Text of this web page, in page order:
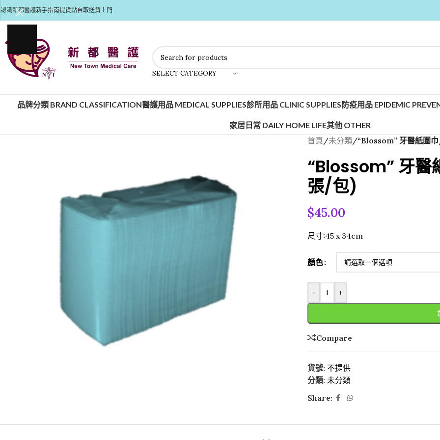
認識新都醫護新手指南提貨點自取送貨上門
SELECT CATEGORY
品牌分類 BRAND CLASSIFICATION醫護用品 MEDICAL SUPPLIES診所用品 CLINIC SUPPLIES防疫用品 EPIDEMIC
家居日常 DAILY HOME LIFE其他 OTHER
首頁/未分類/“Blossom” 牙醫紙圍
“Blossom” 牙醫
張/包)
$45.00
尺寸:45 x 34cm
顏色
- +
Compare
貨號: 不提供
分類: 未分類
Share: